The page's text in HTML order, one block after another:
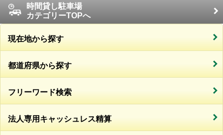
時間貸し駐車場
カテゴリーTOPへ
現在地から探す
都道府県から探す
フリーワード検索
法人専用キャッシュレス精算